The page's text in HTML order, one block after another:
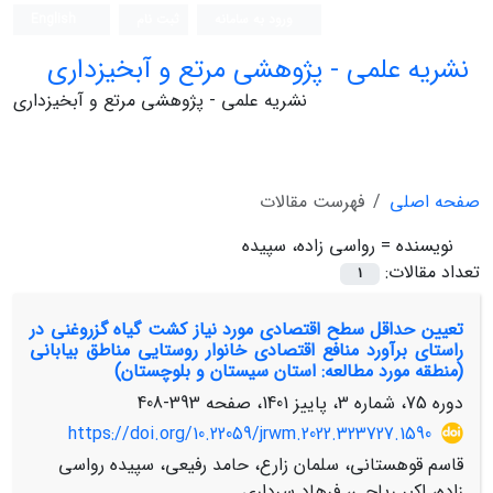
نشریه علمی - پژوهشی مرتع و آبخیزداری
نشریه علمی - پژوهشی مرتع و آبخیزداری
صفحه اصلی
فهرست مقالات
نویسنده = رواسی زاده، سپیده
تعداد مقالات:
1
تعیین حداقل سطح اقتصادی مورد نیاز کشت گیاه گزروغنی در
راستای برآورد منافع اقتصادی خانوار روستایی مناطق بیابانی
(منطقه مورد مطالعه: استان سیستان و بلوچستان)
دوره 75، شماره 3، پاییز 1401، صفحه
393-408
https://doi.org/10.22059/jrwm.2022.323727.1590
قاسم قوهستانی، سلمان زارع، حامد رفیعی، سپیده رواسی